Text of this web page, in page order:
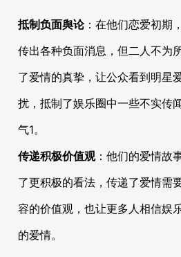
抵制负面舆论：在他们恋爱初期
传出各种负面消息，但二人不为
了爱情的真挚，让公众看到明星
扰，抵制了娱乐圈中一些不实传
气1。
传递积极价值观：他们的爱情故
了更积极的看法，传递了爱情需
容的价值观，也让更多人相信娱
的爱情。